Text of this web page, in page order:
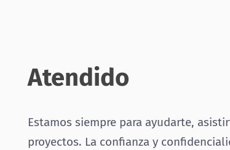
Atendido
Estamos siempre para ayudarte,
proyectos. La confianza y